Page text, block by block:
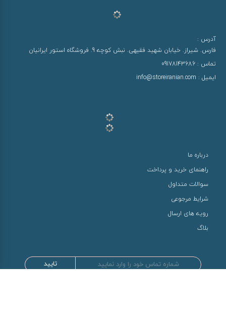
آدرس :
فارس. شیراز. خیابان شهید فقیهی. نبش کوچه 9. فروشگاه استور ایرانیان
تماس : 09178143686
ایمیل : info@storeiranian.com
درباره ما
راهنمای خرید و پرداخت
سوالات متداول
شرایط مرجوعی
رویه های ارسال
بلاگ
تایید